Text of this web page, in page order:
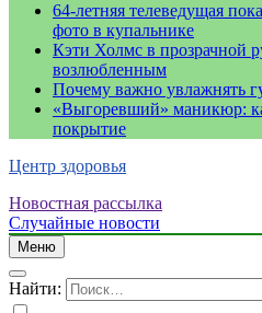
64-летняя телеведущая
фото в купальнике
Кэти Холмс в прозрачной
возлюбленным
Почему важно увлажнять
«Выгоревший» маникюр:
покрытие
Центр здоровья
Новостная рассылка
Случайные новости
Меню
Найти: